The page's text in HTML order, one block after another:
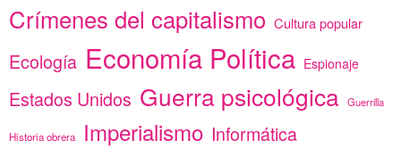
Crímenes del capitalismo Cultura popular
Ecología Economía Política Espionaje
Estados Unidos Guerra psicológica Guerrilla
Historia obrera Imperialismo Informática